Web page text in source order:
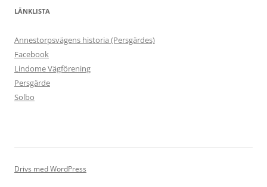
LÄNKLISTA
Annestorpsvägens historia (Persgärdes)
Facebook
Lindome Vägförening
Persgärde
Solbo
Drivs med WordPress